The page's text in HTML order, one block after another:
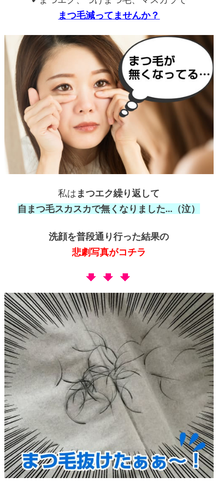
まつ毛減ってませんか？
私は まつエク繰り返して
自まつ毛スカスカで無くなりました…（泣）
洗顔を普段通り行った結果の
悲劇写真がコチラ